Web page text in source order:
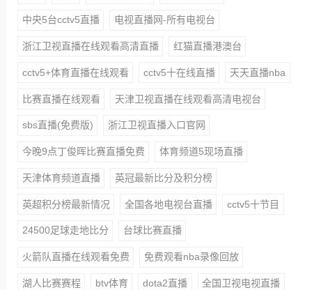
中央5台cctv5直播 电视直播网-所有电视台
浙江卫视直播在线观看高清直播 红猫直播港澳台
cctv5+体育直播在线观看 cctv5十在线直播 天天直播nba
比赛直播在线观看 天津卫视直播在线观看高清电视台
sbs直播(免费版) 浙江卫视直播入口官网
今晚9点丁俊晖比赛直播免费 体育频道5现场直播
天津体育频道直播 英冠最新比分及积分榜
英超积分榜最新情况 全国各地电视台直播 cctv5十节目
24500足球走地比分 台球比赛直播
火箭队直播在线观看免费 免费观看nba录像回放
湖人比赛赛程 btv体育 dota2直播 全国卫视电视直播